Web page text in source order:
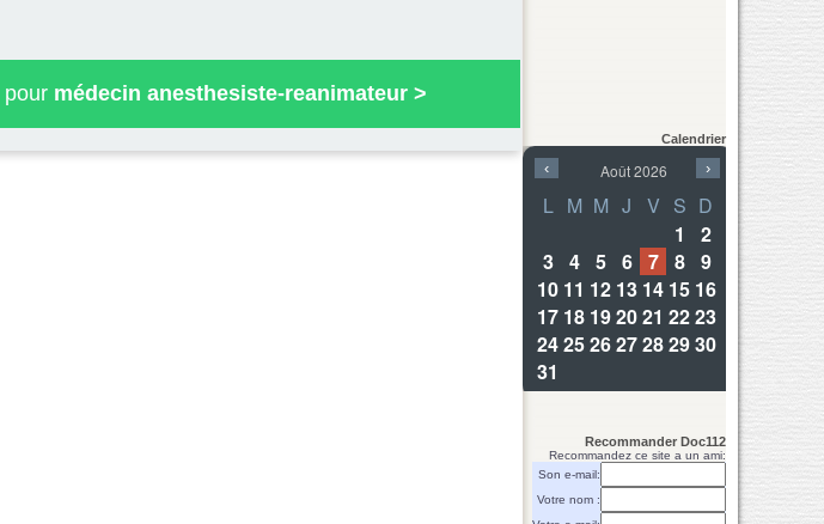
pour médecin anesthesiste-reanimateur >
Calendrier
Recommander Doc112
Recommandez ce site a un ami:
Son e-mail:
Votre nom :